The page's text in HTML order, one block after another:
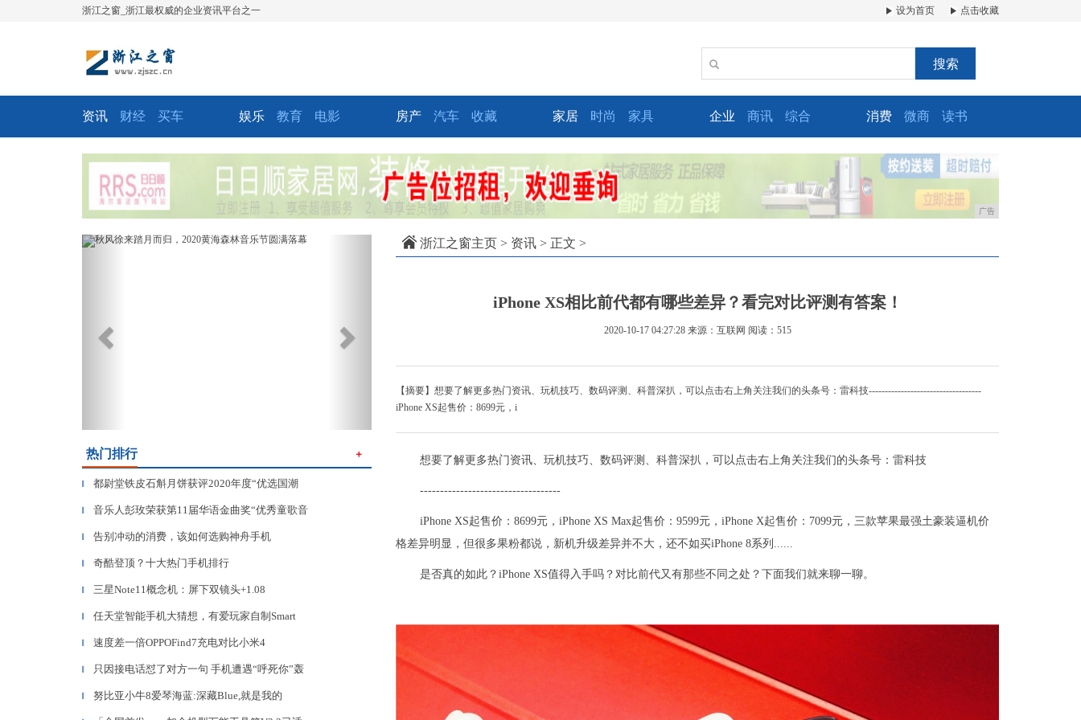
浙江之窗_浙江最权威的企业资讯平台之一 设为首页 点击收藏
搜索
资讯 财经 买车 娱乐 教育 电影 房产 汽车 收藏 家居 时尚 家具 企业 商讯 综合 消费 微商 读书
广告
Previous
热门排行 ＋
▎ 都尉堂铁皮石斛月饼获评2020年度“优选国潮
▎ 音乐人彭玫荣获第11届华语金曲奖“优秀童歌音
▎ 告别冲动的消费，该如何选购神舟手机
▎ 奇酷登顶？十大热门手机排行
▎ 三星Note11概念机：屏下双镜头+1.08
▎ 任天堂智能手机大猜想，有爱玩家自制Smart
▎ 速度差一倍OPPOFind7充电对比小米4
▎ 只因接电话怼了对方一句 手机遭遇“呼死你”轰
▎ 努比亚小牛8爱琴海蓝:深藏Blue,就是我的
浙江之窗主页 > 资讯 > 正文 >
iPhone XS相比前代都有哪些差异？看完对比评测有答案！
2020-10-17 04:27:28 来源：互联网 阅读：515
【摘要】想要了解更多热门资讯、玩机技巧、数码评测、科普深扒，可以点击右上角关注我们的头条号：雷科技-----------------------------------
iPhone XS起售价：8699元，i
想要了解更多热门资讯、玩机技巧、数码评测、科普深扒，可以点击右上角关注我们的头条号：雷科技
-----------------------------------
iPhone XS起售价：8699元，iPhone XS Max起售价：9599元，iPhone X起售价：7099元，三款苹果最强土豪装逼机价
格差异明显，但很多果粉都说，新机升级差异并不大，还不如买iPhone 8系列......
是否真的如此？iPhone XS值得入手吗？对比前代又有那些不同之处？下面我们就来聊一聊。